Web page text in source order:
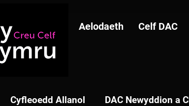
Aelodaeth Celf DAC
Cyfleoedd Allanol DAC Newyddion a